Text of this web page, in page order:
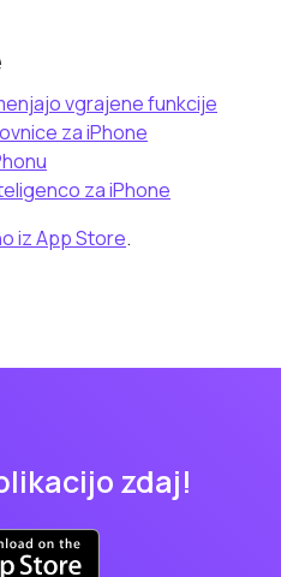
vgrajene funkcije
za iPhone
za iPhone
iz App Store.
zdaj!